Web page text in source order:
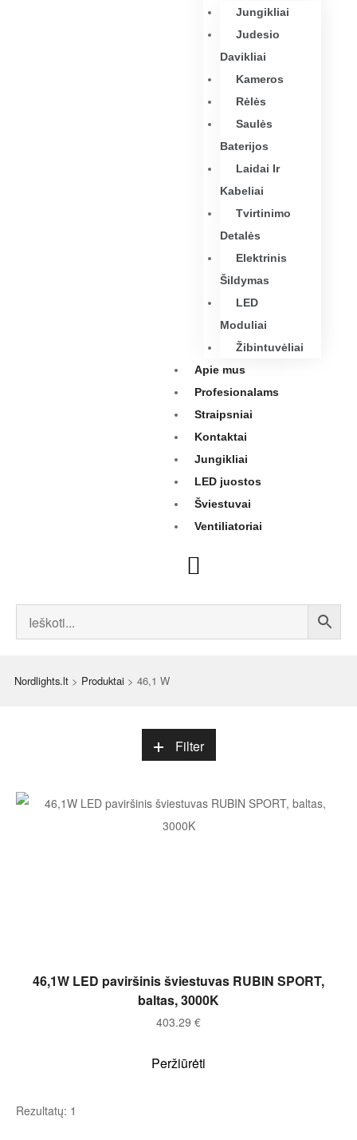
Jungikliai
Judesio
Davikliai
Kameros
Rėlės
Saulės
Baterijos
Laidai Ir
Kabeliai
Tvirtinimo
Detalės
Elektrinis
Šildymas
LED
Moduliai
Žibintuvėliai
Apie mus
Profesionalams
Straipsniai
Kontaktai
Jungikliai
LED juostos
Šviestuvai
Ventiliatoriai
Nordlights.lt > Produktai > 46,1 W
Filter
Į KREPŠELĮ
46,1W LED paviršinis šviestuvas RUBIN SPORT,
baltas, 3000K
403.29 €
Peržiūrėti
Rezultatų: 1